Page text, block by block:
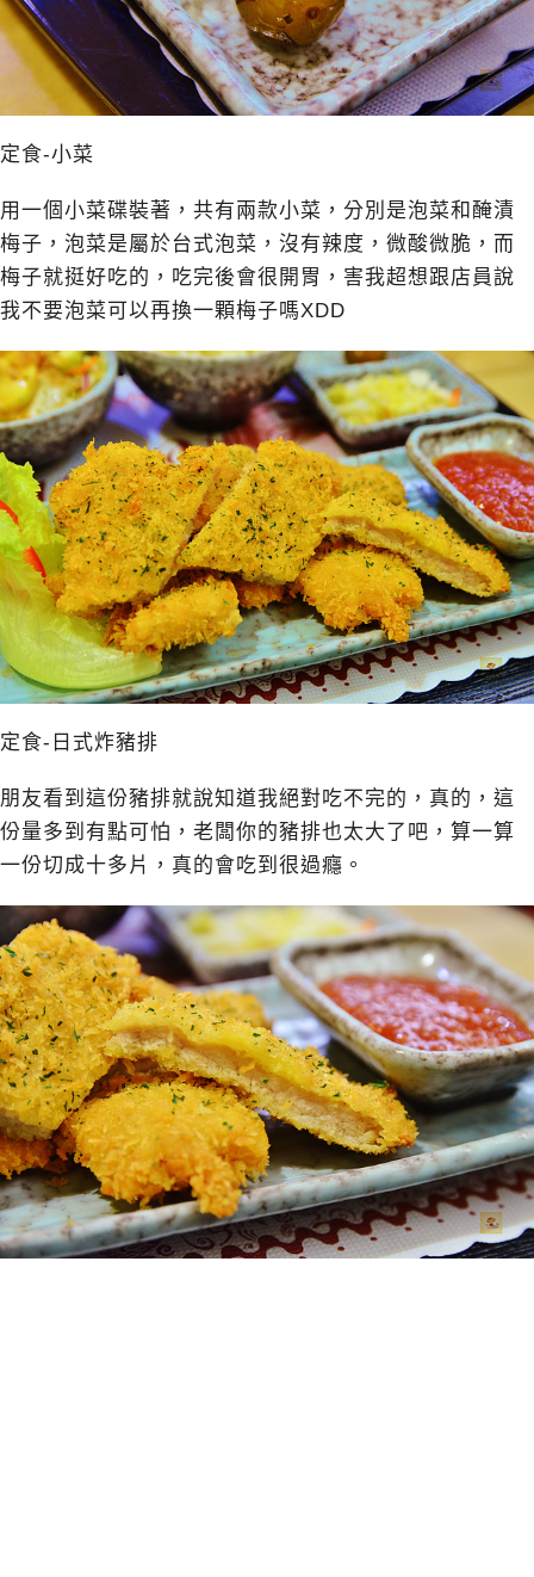
定食-小菜
用一個小菜碟裝著，共有兩款小菜，分別是泡菜和醃漬
梅子，泡菜是屬於台式泡菜，沒有辣度，微酸微脆，而
梅子就挺好吃的，吃完後會很開胃，害我超想跟店員說
我不要泡菜可以再換一顆梅子嗎XDD
定食-日式炸豬排
朋友看到這份豬排就說知道我絕對吃不完的，真的，這
份量多到有點可怕，老闆你的豬排也太大了吧，算一算
一份切成十多片，真的會吃到很過癮。